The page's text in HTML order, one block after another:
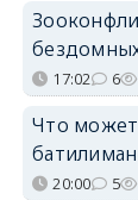
17:02 6
Что может
20:00 5